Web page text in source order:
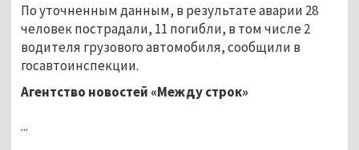
По уточненным данным, в результате аварии 28
человек пострадали, 11 погибли, в том числе 2
водителя грузового автомобиля, сообщили в
госавтоинспекции.
Агентство новостей «Между строк»
...